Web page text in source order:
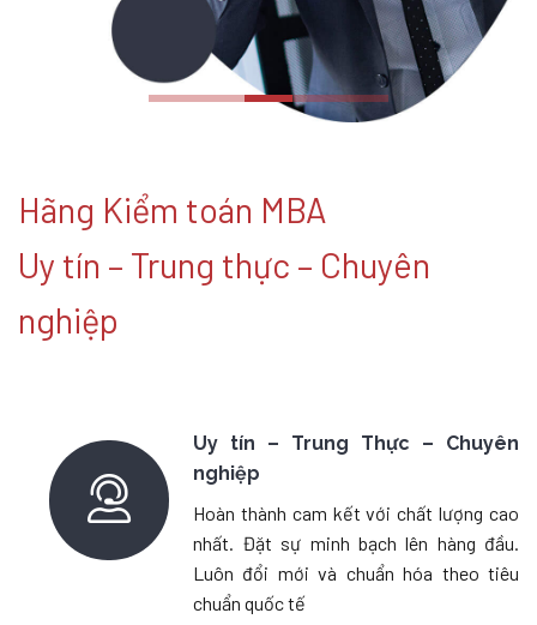
Hãng Kiểm toán MBA
Uy tín – Trung thực – Chuyên
nghiệp
Uy tín – Trung Thực – Chuyên
nghiệp
Hoàn thành cam kết với chất lượng cao
nhất. Đặt sự minh bạch lên hàng đầu.
Luôn đổi mới và chuẩn hóa theo tiêu
chuẩn quốc tế